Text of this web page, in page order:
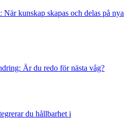
kunskap skapas och delas på nya
Är du redo för nästa våg?
du hållbarhet i